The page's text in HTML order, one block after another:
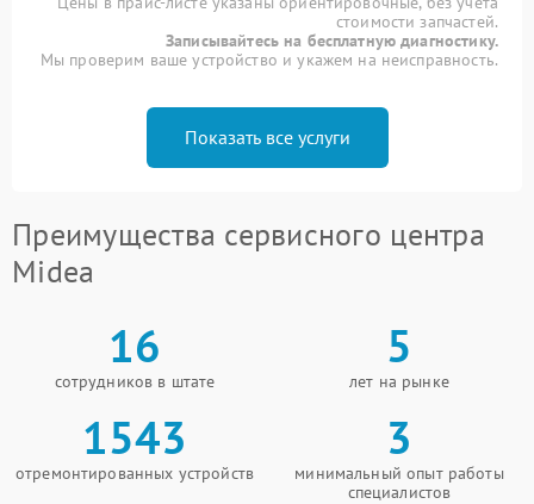
стоимости запчастей.
Записывайтесь на бесплатную диагностику.
Мы проверим ваше устройство и укажем на неисправность.
Показать все услуги
Преимущества сервисного центра
Midea
16
сотрудников в штате
5
лет на рынке
1543
отремонтированных устройств
3
минимальный опыт работы
специалистов